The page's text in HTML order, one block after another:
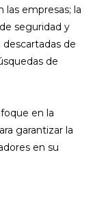
las empresas; la
seguridad y
descartadas de
de
en la
garantizar la
en su